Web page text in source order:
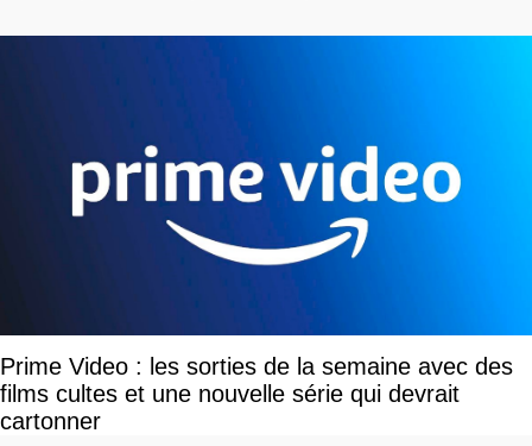
Prime Video : les sorties de la semaine avec des
films cultes et une nouvelle série qui devrait
cartonner